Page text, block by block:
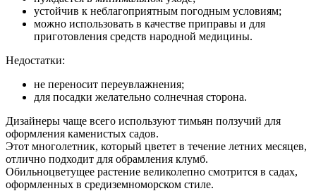
устойчив к неблагоприятным погодным условиям;
можно использовать в качестве приправы и для
приготовления средств народной медицины.
Недостатки:
не переносит переувлажнения;
для посадки желательно солнечная сторона.
Дизайнеры чаще всего используют тимьян ползучий для
оформления каменистых садов.
Этот многолетник, который цветет в течение летних месяцев,
отлично подходит для обрамления клумб.
Обильноцветущее растение великолепно смотрится в садах,
оформленных в средиземноморском стиле.